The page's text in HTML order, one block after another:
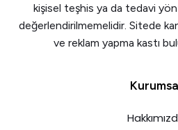
kişisel teşhis ya da tedavi
değerlendirilmemelidir. Sitede
ve reklam yapma kastı